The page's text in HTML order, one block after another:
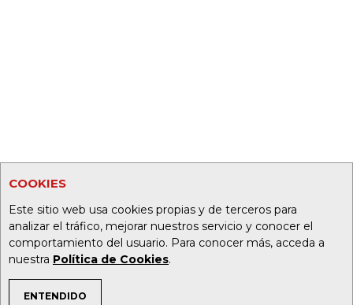
COOKIES
Este sitio web usa cookies propias y de terceros para
analizar el tráfico, mejorar nuestros servicio y conocer el
comportamiento del usuario. Para conocer más, acceda a
nuestra Política de Cookies.
ENTENDIDO